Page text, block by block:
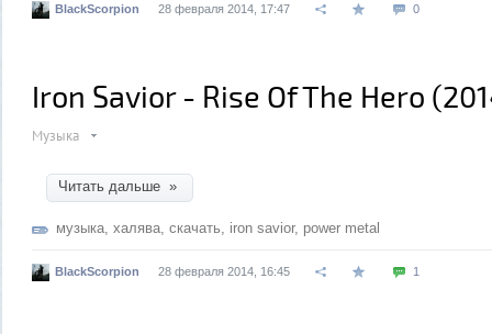
BlackScorpion 28 февраля 2014, 17:47 0
Iron Savior - Rise Of The Hero
Музыка
Читать дальше »
музыка, халява, скачать, iron savior, power metal
BlackScorpion 28 февраля 2014, 16:45 1